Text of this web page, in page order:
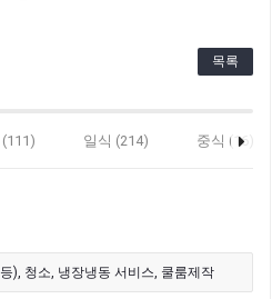
목록
일식 (214) 중식 (16)
), 청소, 냉장냉동 서비스, 쿨룸제작